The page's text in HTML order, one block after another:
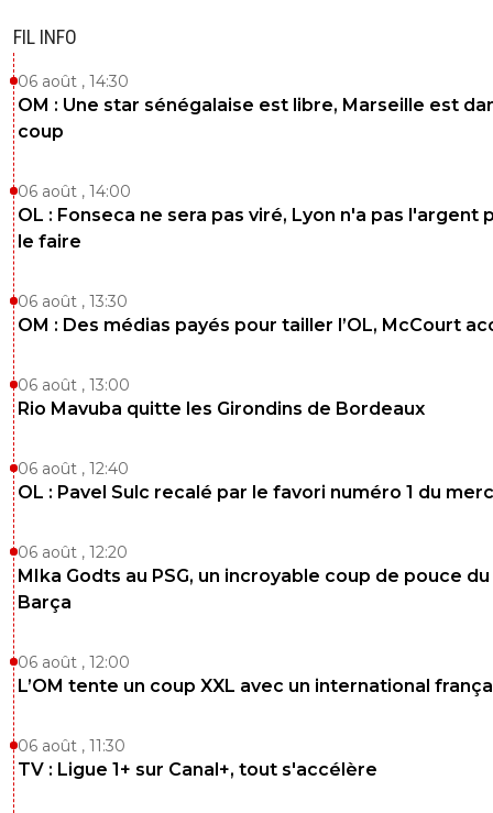
FIL INFO
06 août , 14:30
OM : Une star sénégalaise est libre, Marseille est
coup
06 août , 14:00
OL : Fonseca ne sera pas viré, Lyon n'a pas l'argent
le faire
06 août , 13:30
OM : Des médias payés pour tailler l’OL, McCourt
06 août , 13:00
Rio Mavuba quitte les Girondins de Bordeaux
06 août , 12:40
OL : Pavel Sulc recalé par le favori numéro 1 du
06 août , 12:20
MIka Godts au PSG, un incroyable coup de pouce du
Barça
06 août , 12:00
L’OM tente un coup XXL avec un international
06 août , 11:30
TV : Ligue 1+ sur Canal+, tout s'accélère